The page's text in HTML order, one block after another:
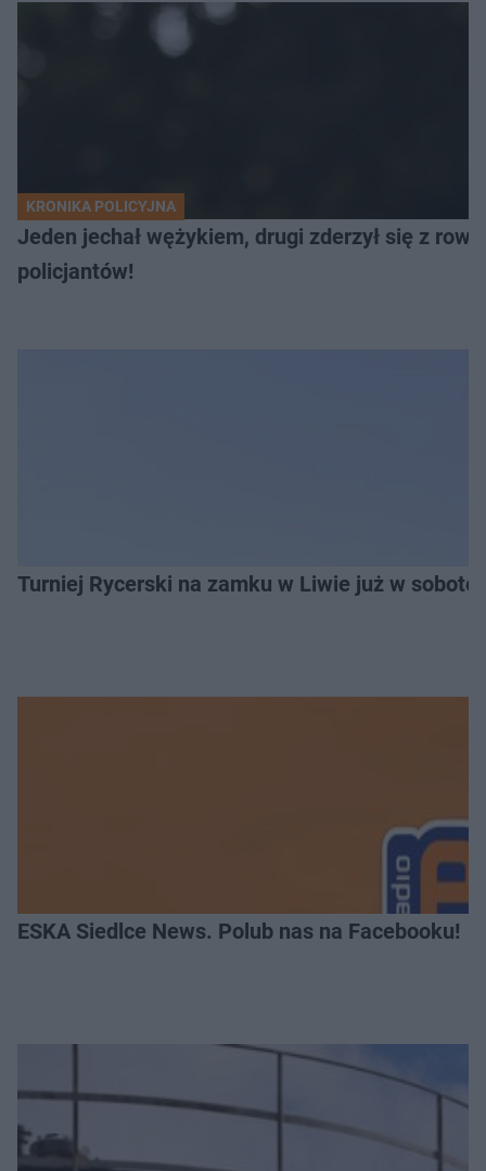
KRONIKA POLICYJNA
Jeden jechał wężykiem, drugi zderzył się z
policjantów!
Turniej Rycerski na zamku w Liwie już w
ESKA Siedlce News. Polub nas na Facebooku!